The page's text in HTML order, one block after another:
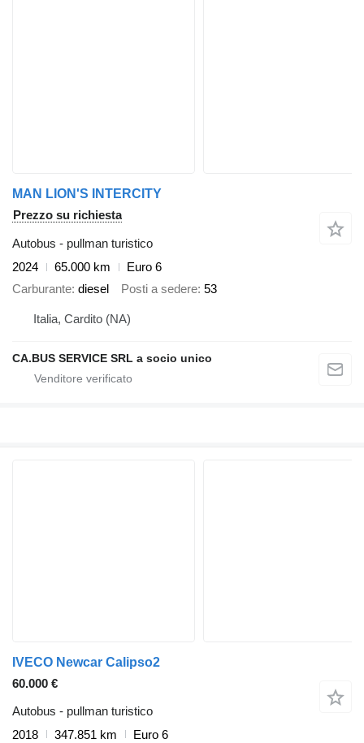
MAN LION'S INTERCITY
Prezzo su richiesta
Autobus - pullman turistico
2024
65.000 km
Euro 6
Carburante diesel Posti a sedere 53
Italia, Cardito (NA)
CA.BUS SERVICE SRL a socio unico
IVECO Newcar Calipso2
60.000 €
Autobus - pullman turistico
2018
347.851 km
Euro 6